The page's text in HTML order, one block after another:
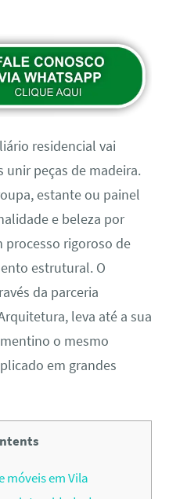
residencial vai
unir peças de madeira.
estante ou painel
e beleza por
processo rigoroso de
estrutural. O
da parceria
leva até a sua
o mesmo
em grandes
em Vila